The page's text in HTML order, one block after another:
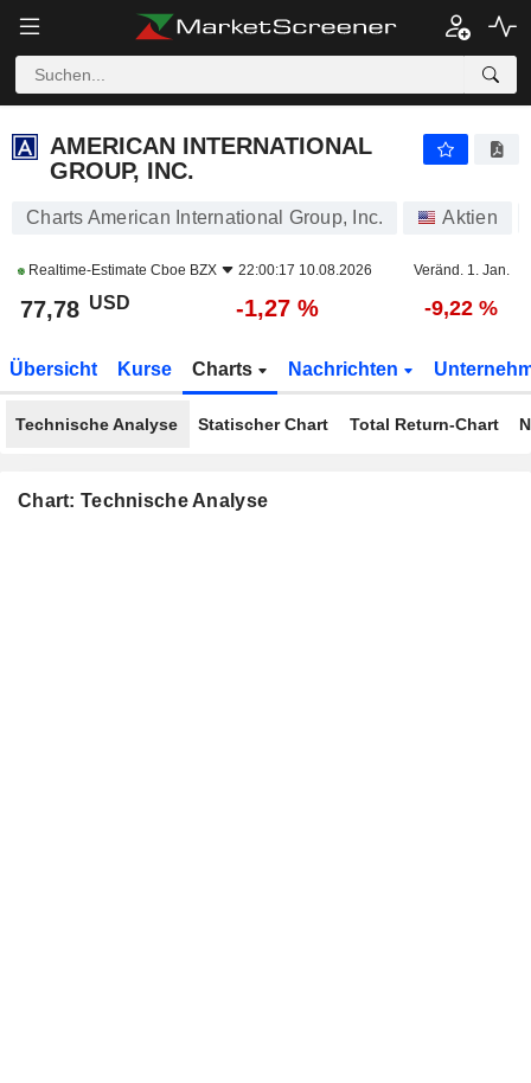
-1,27 %
AMERICAN INTERNATIONAL
GROUP, INC.
Charts American International Group, Inc. Aktien
Realtime-Estimate Cboe BZX 22:00:17 10.08.2026 Veränd. 1. Jan.
77,78 USD -1,27 % -9,22 %
Übersicht Kurse Charts Nachrichten
Technische Analyse Statischer Chart Total Return-Chart
Chart: Technische Analyse